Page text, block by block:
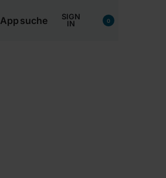
App suche
SIGN
IN
0